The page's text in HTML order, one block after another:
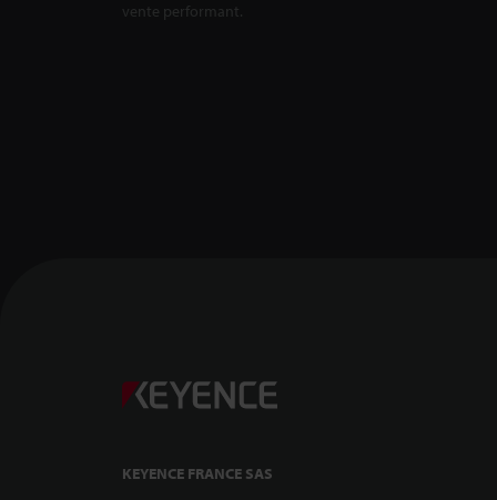
vente performant.
KEYENCE FRANCE SAS